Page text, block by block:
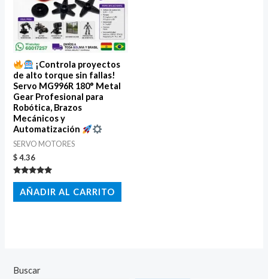
¡Controla proyectos
de alto torque sin fallas!
Servo MG996R 180° Metal
Gear Profesional para
Robótica, Brazos
Mecánicos y
Automatización
SERVO MOTORES
$4.36
Valorado
con
5.00
de 5
AÑADIR AL CARRITO
Buscar